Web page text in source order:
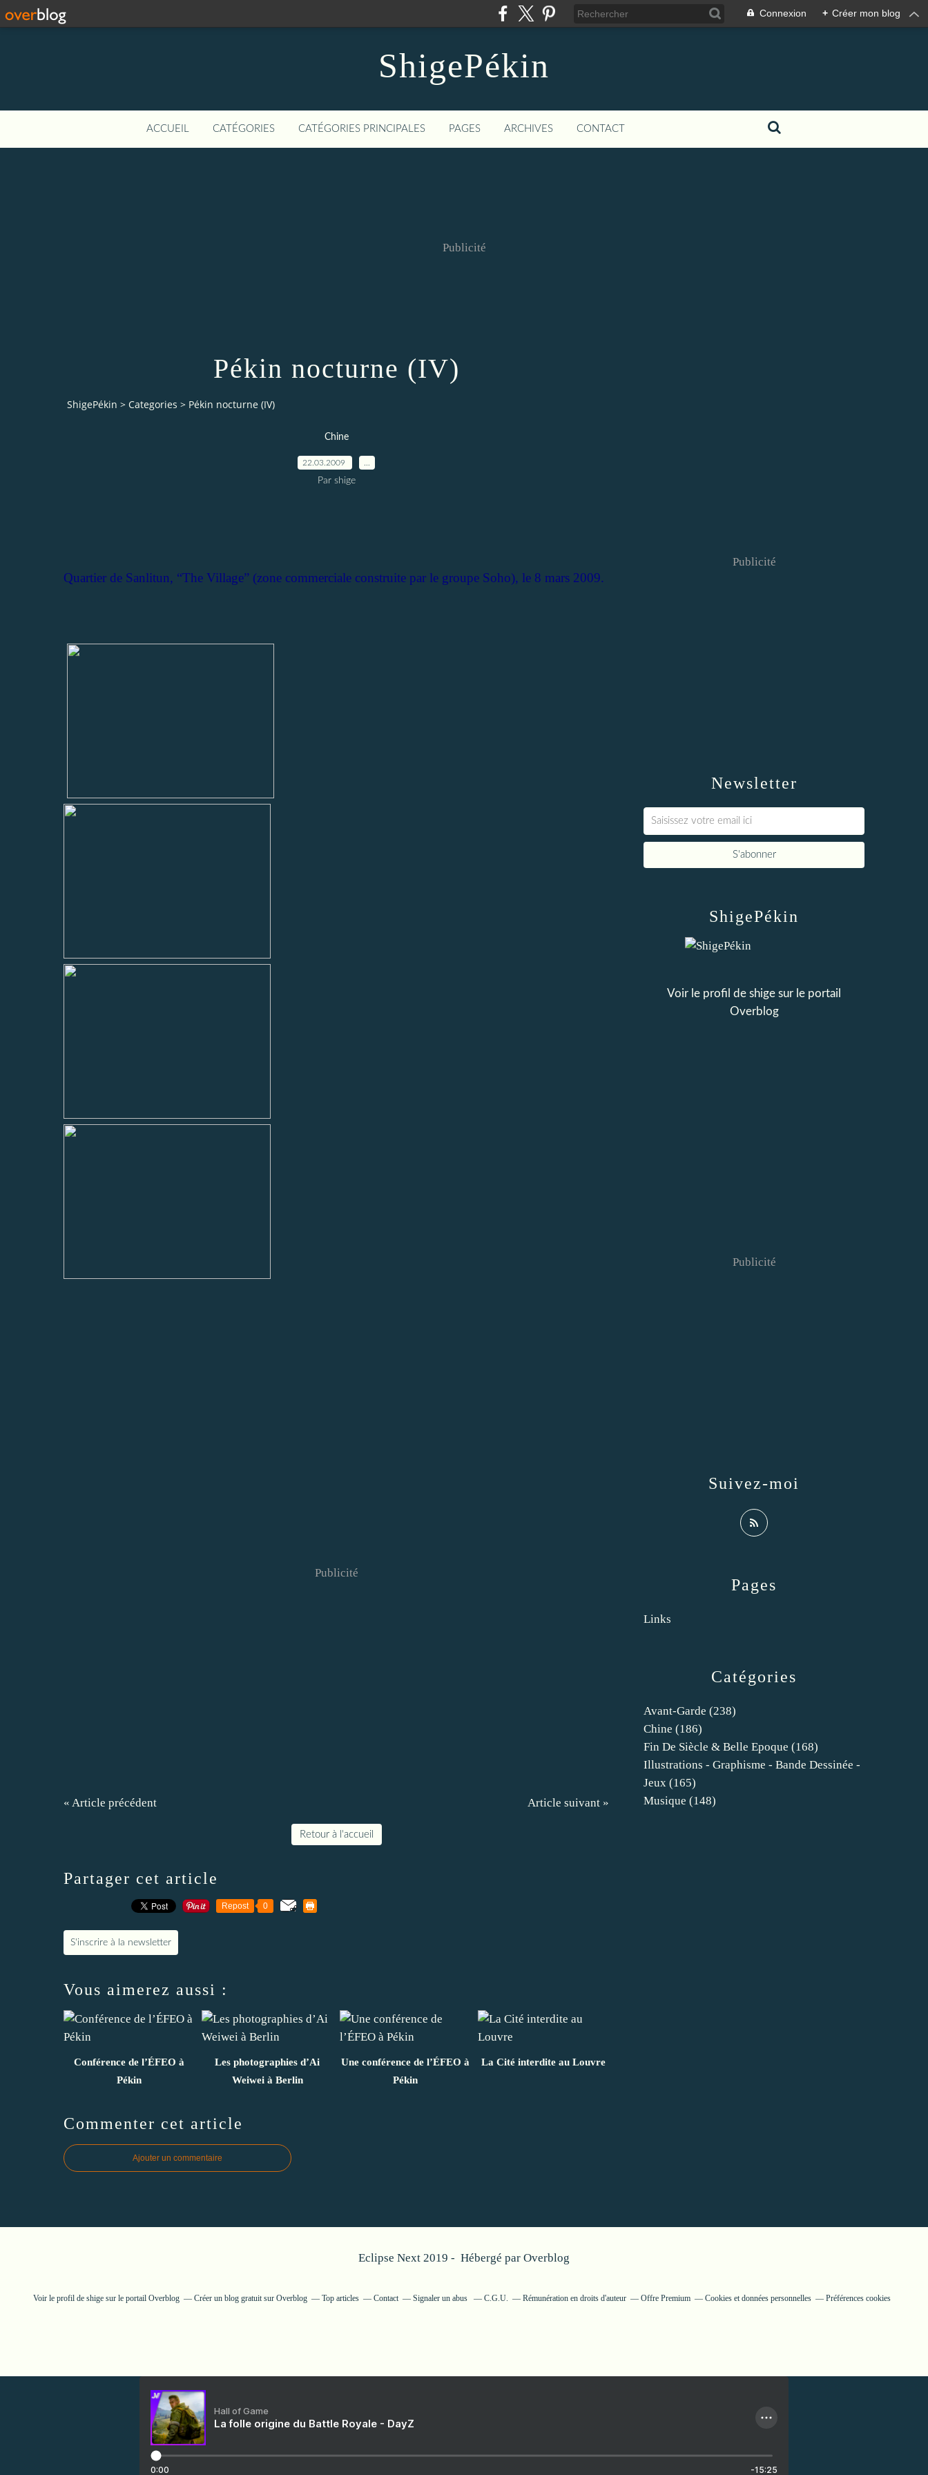
Connexion + Créer mon blog
ShigePékin
ACCUEIL CATÉGORIES CATÉGORIES PRINCIPALES PAGES ARCHIVES CONTACT
Publicité
Pékin nocturne (IV)
ShigePékin > Categories > Pékin nocturne (IV)
Chine
22.03.2009
Par shige
Quartier de Sanlitun, “The Village” (zone commerciale construite par le groupe Soho), le 8 mars 2009.
Publicité
« Article précédent Article suivant »
Retour à l'accueil
Partager cet article
Repost 0
S'inscrire à la newsletter
Vous aimerez aussi :
Conférence de l’ÉFEO à
Pékin
Les photographies d’Ai
Weiwei à Berlin
Une conférence de l’ÉFEO à
Pékin
La Cité interdite au Louvre
Commenter cet article
Ajouter un commentaire
Newsletter
Publicité
Catégories
Avant-Garde (238)
Chine (186)
Fin De Siècle & Belle Epoque (168)
Illustrations - Graphisme - Bande Dessinée -
Jeux (165)
Musique (148)
Pages
Links
ShigePékin
Voir le profil de shige sur le portail
Overblog
Suivez-moi
Publicité
Eclipse Next 2019 - Hébergé par Overblog
Voir le profil de shige sur le portail Overblog Créer un blog gratuit sur Overblog Top articles Contact Signaler un abus C.G.U. Rémunération en droits d'auteur Offre Premium Cookies et données personnelles Préférences cookies
Hall of Game
La folle origine du Battle Royale - DayZ
0:00 -15:25